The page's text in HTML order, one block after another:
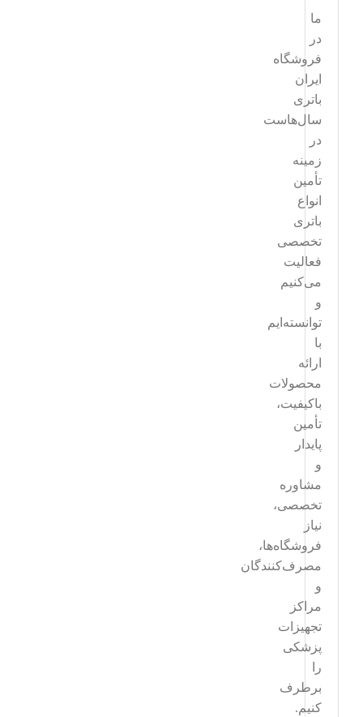
ما
در
فروشگاه
ایران
باتری
سال‌هاست
در
زمینه
تأمین
انواع
باتری
تخصصی
فعالیت
می‌کنیم
و
توانسته‌ایم
با
ارائه
محصولات
باکیفیت،
تأمین
پایدار
و
مشاوره
تخصصی،
نیاز
فروشگاه‌ها،
مصرف‌کنندگان
و
مراکز
تجهیزات
پزشکی
را
برطرف
کنیم.